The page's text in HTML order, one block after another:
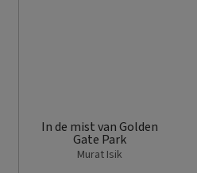
In de mist van Golden
Gate Park
Murat Isik